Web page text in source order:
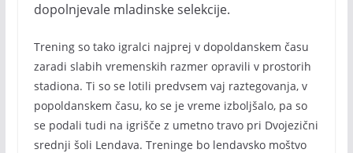
dopolnjevale mladinske selekcije.
Trening so tako igralci najprej v dopoldanskem času
zaradi slabih vremenskih razmer opravili v prostorih
stadiona. Ti so se lotili predvsem vaj raztegovanja, v
popoldanskem času, ko se je vreme izboljšalo, pa so
se podali tudi na igrišče z umetno travo pri Dvojezični
srednji šoli Lendava. Treninge bo lendavsko moštvo